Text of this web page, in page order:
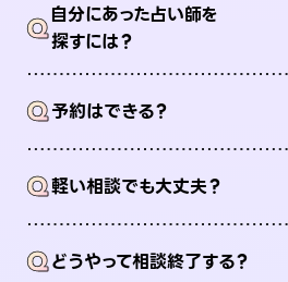
Q自分にあった占い師を
探すには？
Q予約はできる？
Q軽い相談でも大丈夫？
Qどうやって相談終了する？